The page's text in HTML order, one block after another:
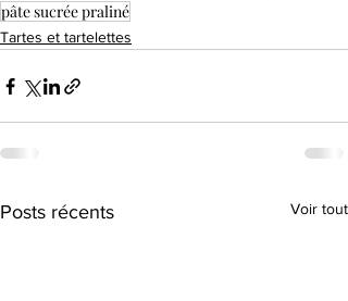
pâte sucrée praliné
Tartes et tartelettes
Posts récents Voir tout